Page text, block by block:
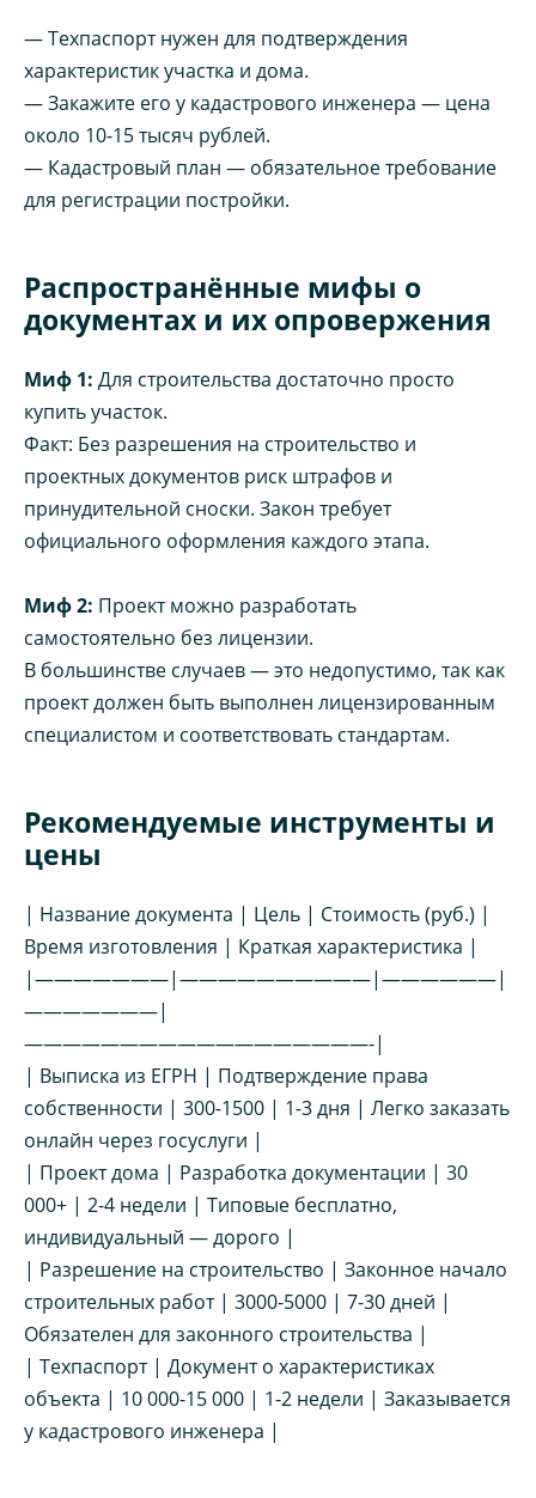
— Техпаспорт нужен для подтверждения
характеристик участка и дома.
— Закажите его у кадастрового инженера — цена
около 10-15 тысяч рублей.
— Кадастровый план — обязательное требование
для регистрации постройки.
Распространённые мифы о
документах и их опровержения
Миф 1: Для строительства достаточно просто
купить участок.
Факт: Без разрешения на строительство и
проектных документов риск штрафов и
принудительной сноски. Закон требует
официального оформления каждого этапа.
Миф 2: Проект можно разработать
самостоятельно без лицензии.
В большинстве случаев — это недопустимо, так как
проект должен быть выполнен лицензированным
специалистом и соответствовать стандартам.
Рекомендуемые инструменты и
цены
| Название документа | Цель | Стоимость (руб.) |
Время изготовления | Краткая характеристика |
|———————|——————————|——————|
———————|
——————————————————-|
| Выписка из ЕГРН | Подтверждение права
собственности | 300-1500 | 1-3 дня | Легко заказать
онлайн через госуслуги |
| Проект дома | Разработка документации | 30
000+ | 2-4 недели | Типовые бесплатно,
индивидуальный — дорого |
| Разрешение на строительство | Законное начало
строительных работ | 3000-5000 | 7-30 дней |
Обязателен для законного строительства |
| Техпаспорт | Документ о характеристиках
объекта | 10 000-15 000 | 1-2 недели | Заказывается
у кадастрового инженера |